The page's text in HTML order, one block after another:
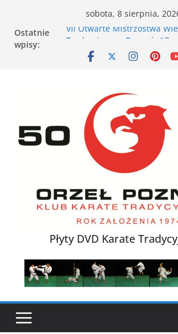
treści
sobota, 8 sierpnia,
Ostatnie
wpisy:
VII Otwarte Mistrzostwa
XXVI Ogólnopolski Puchar
buduje pewność siebie
Karate dla energicznego
działa
XXXVII Mistrzostwa Polski w
Tradycyjnym
Płyty DVD Karate